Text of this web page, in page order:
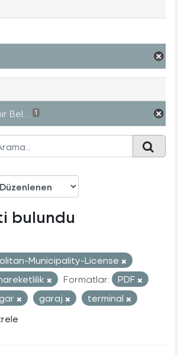
Bel... 1
bulundu
Municipality-License
Formatlar:
PDF
garaj
terminal